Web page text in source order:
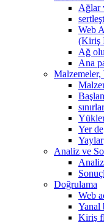
Ağlar
Web
(Kiriş
Ağ
Ana
Malzemeler,
sınırlar
Yer
Yaylar
Analiz ve
Doğrulama
Web
Yanal
Kiriş